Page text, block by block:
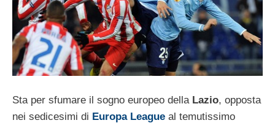
Sta per sfumare il sogno europeo dellaLazio, opposta
nei sedicesimi di Europa League al temutissimo